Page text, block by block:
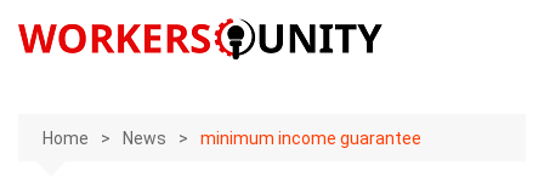
Home News minimum income guarantee